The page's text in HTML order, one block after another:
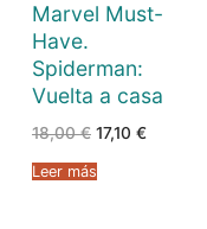
Marvel Must-
Have.
Spiderman:
Vuelta a casa
18,00€ El
precio
original
era:
17,10 €El
Leer más